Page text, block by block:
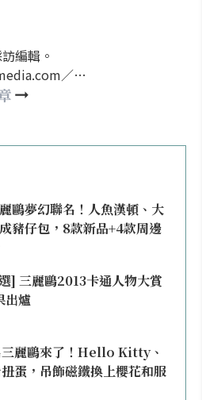
編輯。
／
鷗夢幻聯名！人魚漢頓、大
豬仔包，8款新品+4款周邊
] 三麗鷗2013卡通人物大賞
出爐
三麗鷗來了！Hello Kitty、
蛋，吊飾磁鐵換上櫻花和服